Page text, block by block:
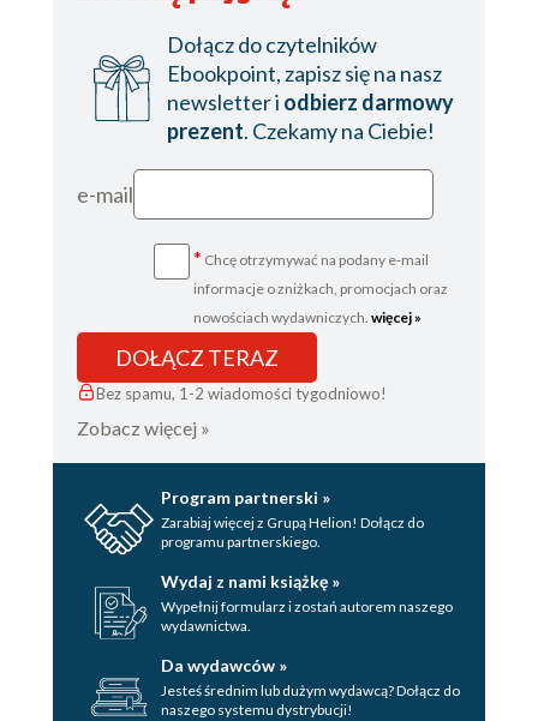
ŚNIADANKA/KOLACJE
Jajeczniczka na parze
Omlet bananowy
Naleśniki ryżowe
Jaglane jabłuszka
Micha Shreka
Owsianka z owocami
Letnia sałatka
Kuskus z cukinią
Awokado na start
Placuszki bananowe by Wojtek
Po prostu manna
Pasta paprykowo-bakłażanowa
Omlet wytrawny
Cukiniowe pizzerki
Grzanka ze zdrową nutellą
Naleśniki zeberki
Dołącz do czytelników
Ebookpoint, zapisz się na nasz
newsletter i odbierz darmowy
prezent. Czekamy na Ciebie!
e-mail
* Chcę otrzymywać na podany e-mail
informacje o zniżkach, promocjach oraz
nowościach wydawniczych. więcej »
DOŁĄCZ TERAZ
Bez spamu, 1-2 wiadomości tygodniowo!
Zobacz więcej »
Program partnerski »
Zarabiaj więcej z Grupą Helion! Dołącz do
programu partnerskiego.
Wydaj z nami książkę »
Wypełnij formularz i zostań autorem naszego
wydawnictwa.
Da wydawców »
Jesteś średnim lub dużym wydawcą? Dołącz do
naszego systemu dystrybucji!